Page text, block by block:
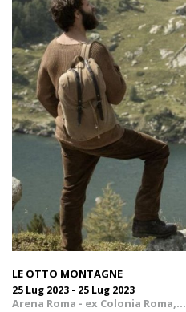
LE OTTO MONTAGNE
25 Lug 2023 - 25 Lug 2023
Arena Roma - ex Colonia Roma,...